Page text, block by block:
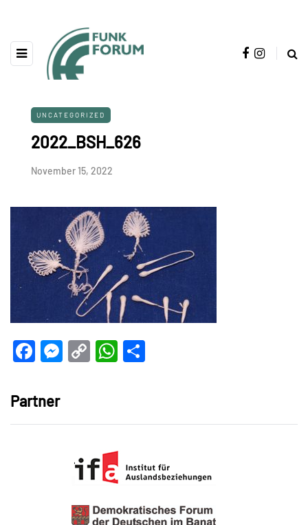
UNCATEGORIZED
2022_BSH_626
November 15, 2022
Facebook
Messenger
CopyWhatsApp
Partner